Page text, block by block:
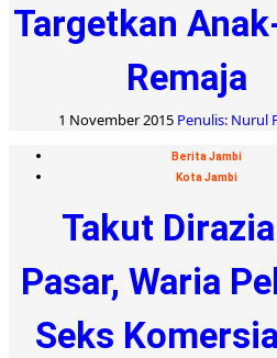
Targetkan
Remaja
1 November 2015 Penulis: Nurul
Berita Jambi
Kota Jambi
Takut
Pasar, Waria
Seks